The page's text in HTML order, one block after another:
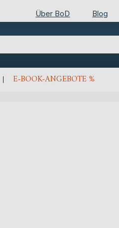
Über BoD Blog
E-BOOK-ANGEBOTE %